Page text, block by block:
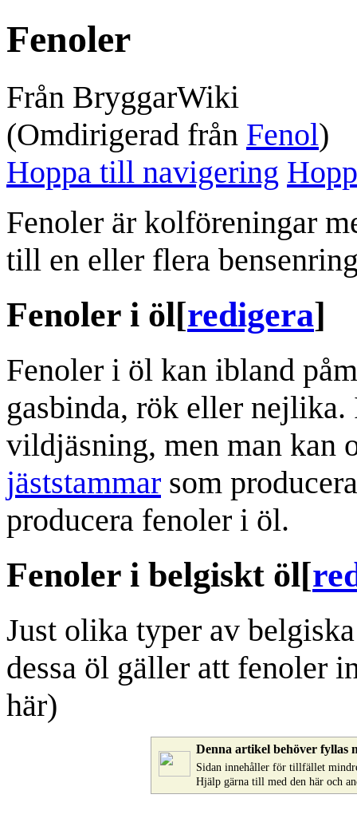
Fenoler
Från BryggarWiki
(Omdirigerad från Fenol)
Hoppa till navigering
Fenoler är kolföreningar
till en eller flera
Fenoler i öl[redigera]
Fenoler i öl kan ibland
gasbinda, rök eller
vildjäsning, men man kan
jäststammar som
producera fenoler i öl.
Fenoler i belgiskt öl[
Just olika typer av
dessa öl gäller att fenoler
här)
Denna artikel behöver fyllas
Sidan innehåller för tillfället
Hjälp gärna till med den här och